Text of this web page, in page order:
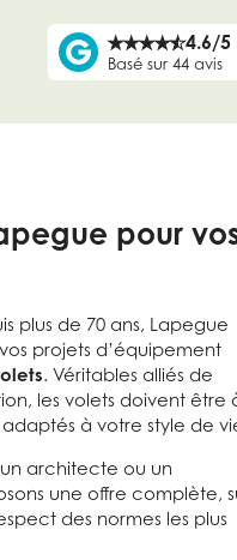
★★★★★4.6/5
Basé sur 44 avis
pour
plus de 70 ans, Lapegue
projets d’équipement
. Véritables alliés de
les volets doivent être
à votre style de
architecte ou un
une offre complète,
des normes les plus